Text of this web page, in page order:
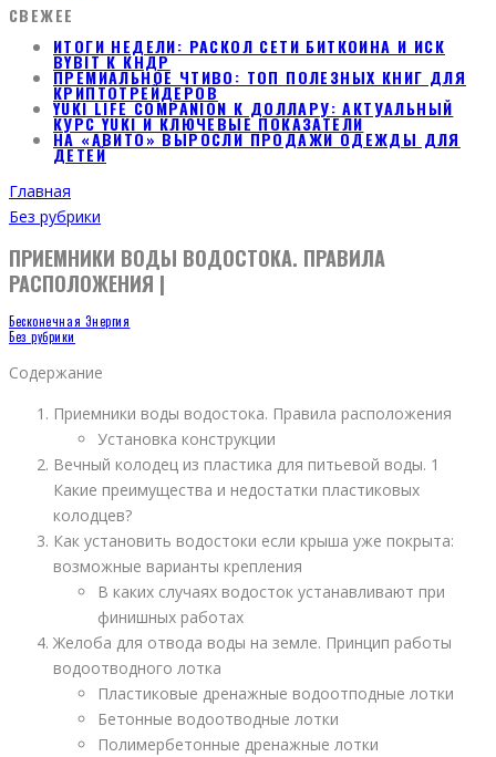
СВЕЖЕЕ
ИТОГИ НЕДЕЛИ: РАСКОЛ СЕТИ БИТКОИНА И ИСК
BYBIT К КНДР
ПРЕМИАЛЬНОЕ ЧТИВО: ТОП ПОЛЕЗНЫХ КНИГ ДЛЯ
КРИПТОТРЕЙДЕРОВ
YUKI LIFE COMPANION К ДОЛЛАРУ: АКТУАЛЬНЫЙ
КУРС YUKI И КЛЮЧЕВЫЕ ПОКАЗАТЕЛИ
НА «АВИТО» ВЫРОСЛИ ПРОДАЖИ ОДЕЖДЫ ДЛЯ
ДЕТЕЙ
Главная
Без рубрики
ПРИЕМНИКИ ВОДЫ ВОДОСТОКА. ПРАВИЛА
РАСПОЛОЖЕНИЯ |
Бесконечная Энергия
Без рубрики
Содержание
Приемники воды водостока. Правила расположения
Установка конструкции
Вечный колодец из пластика для питьевой воды. 1
Какие преимущества и недостатки пластиковых
колодцев?
Как установить водостоки если крыша уже покрыта:
возможные варианты крепления
В каких случаях водосток устанавливают при
финишных работах
Желоба для отвода воды на земле. Принцип работы
водоотводного лотка
Пластиковые дренажные водоотподные лотки
Бетонные водоотводные лотки
Полимербетонные дренажные лотки